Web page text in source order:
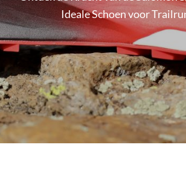
Ideale Schoen voor